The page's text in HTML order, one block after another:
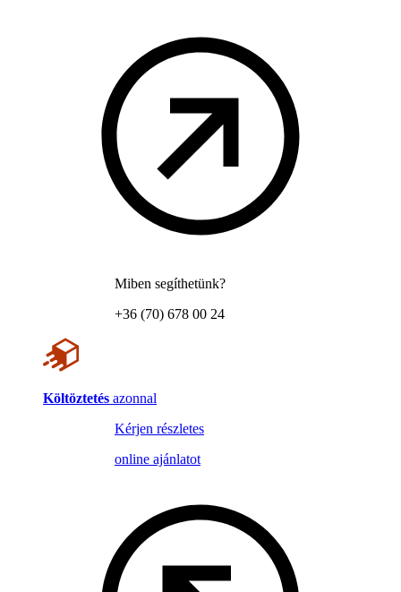
Miben segíthetünk?
+36 (70) 678 00 24
Költöztetés azonnal
Kérjen részletes
online ajánlatot